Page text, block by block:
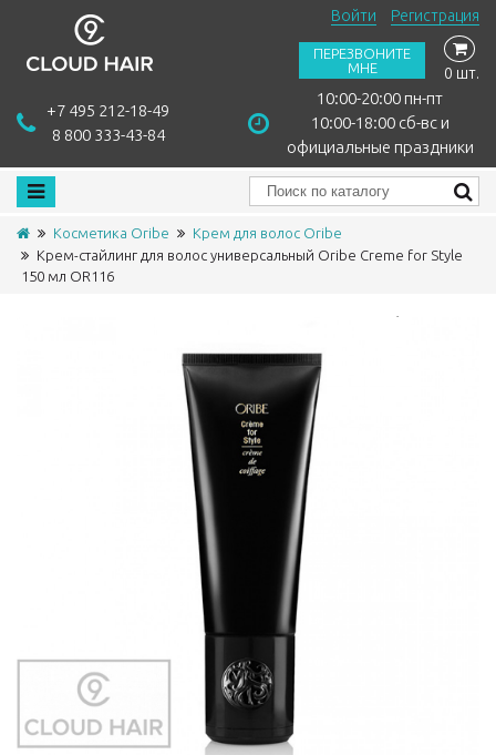
+7 495 212-18-49
8 800 333-43-84
10:00-20:00 пн-пт
10:00-18:00 сб-вс и
официальные праздники
Войти Регистрация
ПЕРЕЗВОНИТЕ
МНЕ
0 шт.
Косметика Oribe
Крем для волос Oribe
Крем-стайлинг для волос универсальный Oribe Creme for Style
150 мл OR116